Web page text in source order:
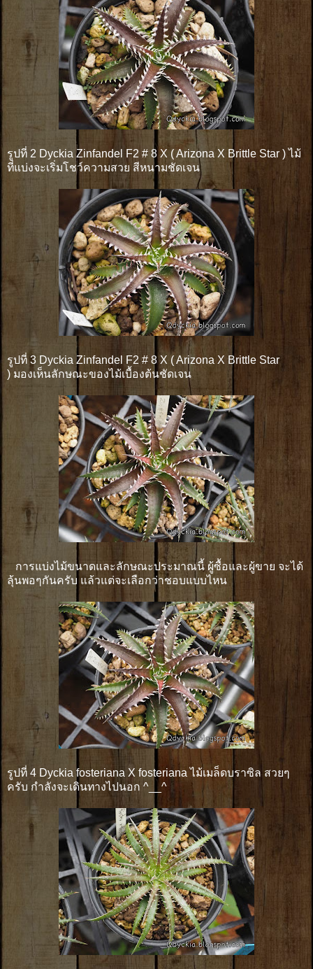
รูปที่ 2 Dyckia Zinfandel F2 # 8 X ( Arizona X Brittle Star ) ไม้
ที่แบ่งจะเริ่มโชว์ความสวย สีหนามชัดเจน
รูปที่ 3 Dyckia Zinfandel F2 # 8 X ( Arizona X Brittle Star
) มองเห็นลักษณะของไม้เบื้องต้นชัดเจน
การแบ่งไม้ขนาดและลักษณะประมาณนี้ ผู้ซื้อและผู้ขาย จะได้
ลุ้นพอๆกันครับ แล้วแต่จะเลือกว่าชอบแบบไหน
รูปที่ 4 Dyckia fosteriana X fosteriana ไม้เมล็ดบราซิล สวยๆ
ครับ กำลังจะเดินทางไปนอก ^__^